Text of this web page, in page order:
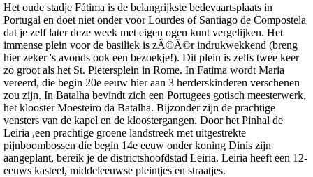
Het oude stadje Fátima is de belangrijkste bedevaartsplaats in
Portugal en doet niet onder voor Lourdes of Santiago de Compostela
dat je zelf later deze week met eigen ogen kunt vergelijken. Het
immense plein voor de basiliek is zÃ©Ã©r indrukwekkend (breng
hier zeker 's avonds ook een bezoekje!). Dit plein is zelfs twee keer
zo groot als het St. Pietersplein in Rome. In Fatima wordt Maria
vereerd, die begin 20e eeuw hier aan 3 herderskinderen verschenen
zou zijn. In Batalha bevindt zich een Portugees gotisch meesterwerk,
het klooster Moesteiro da Batalha. Bijzonder zijn de prachtige
vensters van de kapel en de kloostergangen. Door het Pinhal de
Leiria ,een prachtige groene landstreek met uitgestrekte
pijnboombossen die begin 14e eeuw onder koning Dinis zijn
aangeplant, bereik je de districtshoofdstad Leiria. Leiria heeft een 12-
eeuws kasteel, middeleeuwse pleintjes en straatjes.